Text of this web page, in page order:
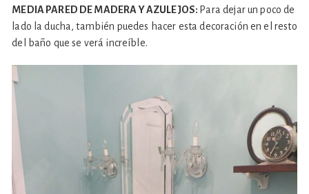
MEDIA PARED DE MADERA Y AZULEJOS: Para dejar un poco de
lado la ducha, también puedes hacer esta decoración en el resto
del baño que se verá increíble.